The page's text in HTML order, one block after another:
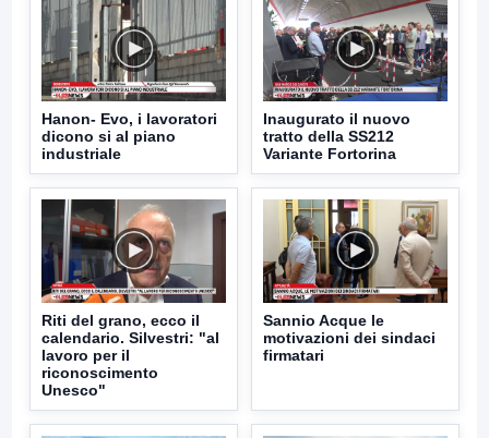
Hanon- Evo, i lavoratori
dicono si al piano
industriale
Inaugurato il nuovo
tratto della SS212
Variante Fortorina
Riti del grano, ecco il
calendario. Silvestri: "al
lavoro per il
riconoscimento
Unesco"
Sannio Acque le
motivazioni dei sindaci
firmatari